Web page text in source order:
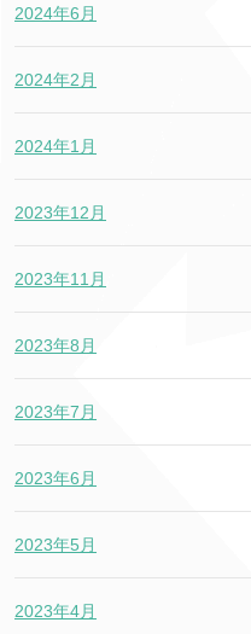
2024年6月
2024年2月
2024年1月
2023年12月
2023年11月
2023年8月
2023年7月
2023年6月
2023年5月
2023年4月